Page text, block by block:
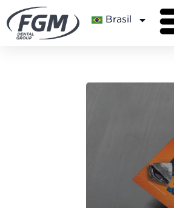
Brasil